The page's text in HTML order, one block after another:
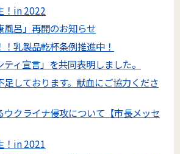
！in 2022
風呂」再開のお知らせ
乳製品乾杯条例推進中！
ティ宣言」を共同表明しました。
足しております。献血にご協力くださ
ウクライナ侵攻について【市長メッセ
！in 2021